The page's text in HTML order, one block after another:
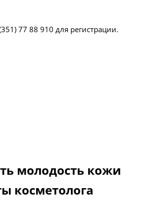
77 88 910 для регистрации.
молодость кожи
косметолога